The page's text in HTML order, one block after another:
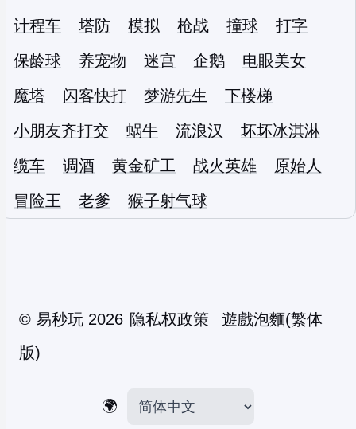
计程车
塔防 模拟 枪战 撞球
打字
保龄球
养宠物 迷宫 企鹅
电眼美女
魔塔
闪客快打 梦游先生
下楼梯
小朋友齐打交
蜗牛 流浪汉
坏坏冰淇淋
缆车
调酒 黄金矿工 战火英雄
原始人
冒险王
老爹 猴子射气球
© 易秒玩 2026 隐私权政策
遊戲泡麵(繁体
版)
🌍